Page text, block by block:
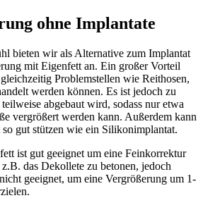
ohne Implantate
bieten wir als Alternative zum Implantat
mit Eigenfett an. Ein großer Vorteil
Problemstellen wie Reithosen,
werden können. Es ist jedoch zu
abgebaut wird, sodass nur etwa
vergrößert werden kann. Außerdem kann
gut stützen wie ein Silikonimplantat.
ist gut geeignet um eine Feinkorrektur
das Dekollete zu betonen, jedoch
geeignet, um eine Vergrößerung um 1-